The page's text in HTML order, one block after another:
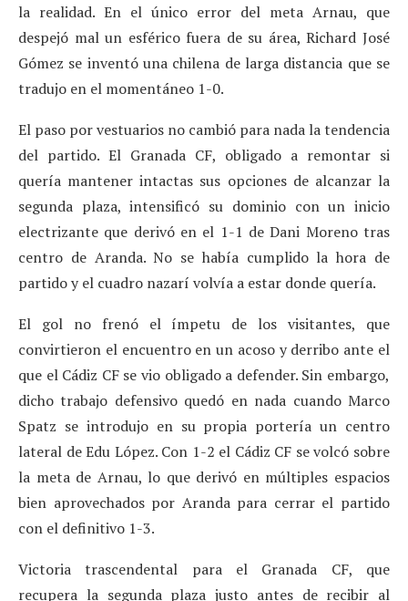
la realidad. En el único error del meta Arnau, que
despejó mal un esférico fuera de su área, Richard José
Gómez se inventó una chilena de larga distancia que se
tradujo en el momentáneo 1-0.
El paso por vestuarios no cambió para nada la tendencia
del partido. El Granada CF, obligado a remontar si
quería mantener intactas sus opciones de alcanzar la
segunda plaza, intensificó su dominio con un inicio
electrizante que derivó en el 1-1 de Dani Moreno tras
centro de Aranda. No se había cumplido la hora de
partido y el cuadro nazarí volvía a estar donde quería.
El gol no frenó el ímpetu de los visitantes, que
convirtieron el encuentro en un acoso y derribo ante el
que el Cádiz CF se vio obligado a defender. Sin embargo,
dicho trabajo defensivo quedó en nada cuando Marco
Spatz se introdujo en su propia portería un centro
lateral de Edu López. Con 1-2 el Cádiz CF se volcó sobre
la meta de Arnau, lo que derivó en múltiples espacios
bien aprovechados por Aranda para cerrar el partido
con el definitivo 1-3.
Victoria trascendental para el Granada CF, que
recupera la segunda plaza justo antes de recibir al